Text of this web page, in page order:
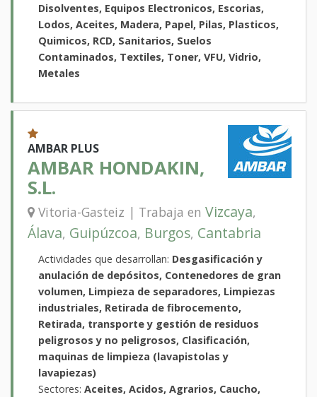
Disolventes, Equipos Electronicos, Escorias,
Lodos, Aceites, Madera, Papel, Pilas, Plasticos,
Quimicos, RCD, Sanitarios, Suelos
Contaminados, Textiles, Toner, VFU, Vidrio,
Metales
AMBAR PLUS
AMBAR HONDAKIN,
S.L.
Vitoria-Gasteiz | Trabaja en Vizcaya,
Álava, Guipúzcoa, Burgos, Cantabria
Actividades que desarrollan: Desgasificación y
anulación de depósitos, Contenedores de gran
volumen, Limpieza de separadores, Limpiezas
industriales, Retirada de fibrocemento,
Retirada, transporte y gestión de residuos
peligrosos y no peligrosos, Clasificación,
maquinas de limpieza (lavapistolas y
lavapiezas)
Sectores: Aceites, Acidos, Agrarios, Caucho,